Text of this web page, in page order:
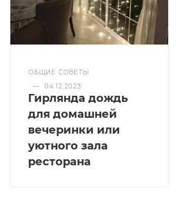
ОБЩИЕ СОВЕТЫ
—
04.12.2023
Гирлянда дождь
для домашней
вечеринки или
уютного зала
ресторана